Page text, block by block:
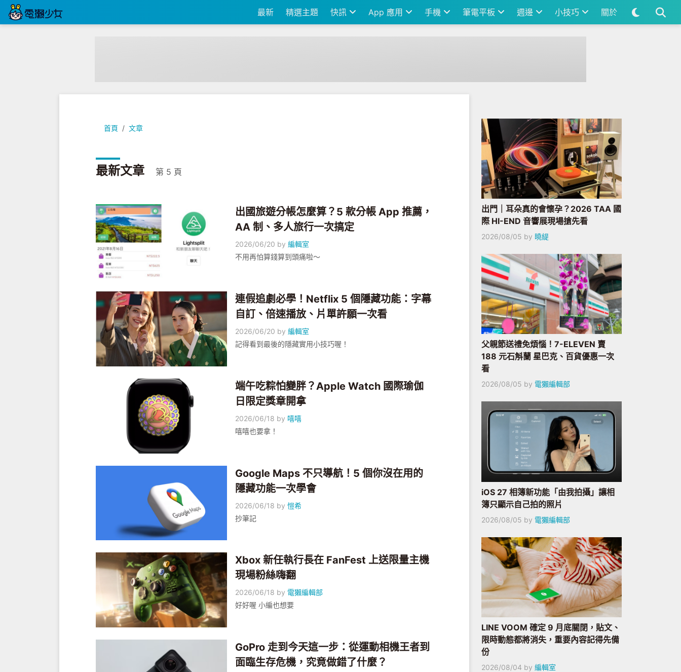
最新 精選主題 快訊 App 應用 手機 筆電平板 週邊 小技巧 關於
首頁 文章
最新文章 第 5 頁
出國旅遊分帳怎麼算？5 款分帳 App 推薦，
AA 制、多人旅行一次搞定
2026/06/20 by編輯室
不用再怕算錢算到頭痛啦～
連假追劇必學！Netflix 5 個隱藏功能：字幕
自訂、倍速播放、片單許願一次看
2026/06/20 by編輯室
記得看到最後的隱藏實用小技巧喔！
端午吃粽怕變胖？Apple Watch 國際瑜伽
日限定獎章開拿
2026/06/18 by 嘻嘻
嘻嘻也要拿！
Google Maps 不只導航！5 個你沒在用的
隱藏功能一次學會
2026/06/18 by愷希
抄筆記
Xbox 新任執行長在 FanFest 上送限量主機
現場粉絲嗨翻
2026/06/18 by 電獺編輯部
好好喔 小編也想要
GoPro 走到今天這一步：從運動相機王者到
面臨生存危機，究竟做錯了什麼？
出門｜耳朵真的會懷孕？2026 TAA 國
際 HI-END 音響展現場搶先看
2026/08/05 by 曉緹
父親節送禮免煩惱！7-ELEVEN 賣
188 元石斛蘭 星巴克、百貨優惠一次
看
2026/08/05 by 電獺編輯部
iOS 27 相簿新功能「由我拍攝」讓相
簿只顯示自己拍的照片
2026/08/05 by 電獺編輯部
LINE VOOM 確定 9 月底關閉，貼文、
限時動態都將消失，重要內容記得先備
份
2026/08/04 by 編輯室